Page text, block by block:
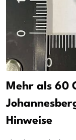
Mehr als 60
Hinweise